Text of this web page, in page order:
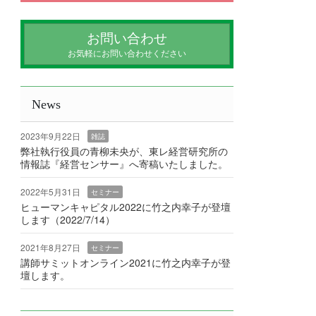
お問い合わせ
お気軽にお問い合わせください
News
2023年9月22日 雑誌
弊社執行役員の青柳未央が、東レ経営研究所の
情報誌『経営センサー』へ寄稿いたしました。
2022年5月31日 セミナー
ヒューマンキャピタル2022に竹之内幸子が登壇
します（2022/7/14）
2021年8月27日 セミナー
講師サミットオンライン2021に竹之内幸子が登
壇します。